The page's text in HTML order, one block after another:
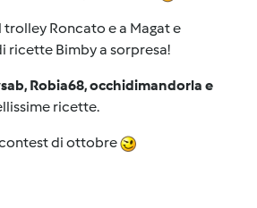
Roncato e a Magat e
ricette Bimby a sorpresa!
Robia68, occhidimandorla e
ricette.
di ottobre